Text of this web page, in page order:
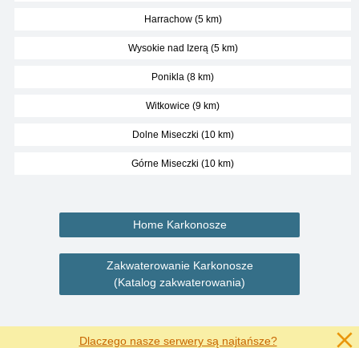
Harrachow (5 km)
Wysokie nad Izerą (5 km)
Ponikla (8 km)
Witkowice (9 km)
Dolne Miseczki (10 km)
Górne Miseczki (10 km)
Home Karkonosze
Zakwaterowanie Karkonosze
(Katalog zakwaterowania)
Dlaczego nasze serwery są najtańsze?